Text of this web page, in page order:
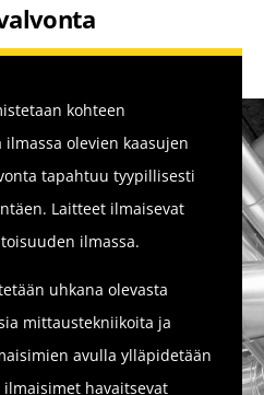
kohteen
olevien kaasujen
tapahtuu tyypillisesti
Laitteet ilmaisevat
ilmassa.
uhkana olevasta
mittaustekniikoita ja
avulla ylläpidetään
havaitsevat